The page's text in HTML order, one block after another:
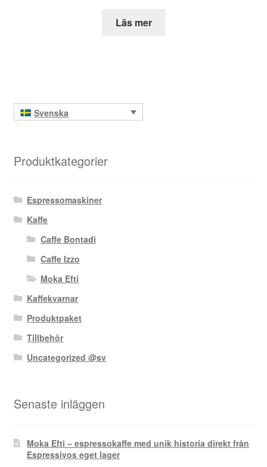
Läs mer
Svenska
Produktkategorier
Espressomaskiner
Kaffe
Caffe Bontadi
Caffe Izzo
Moka Efti
Kaffekvarnar
Produktpaket
Tillbehör
Uncategorized @sv
Senaste inläggen
Moka Efti – espressokaffe med unik historia direkt från
Espressivos eget lager